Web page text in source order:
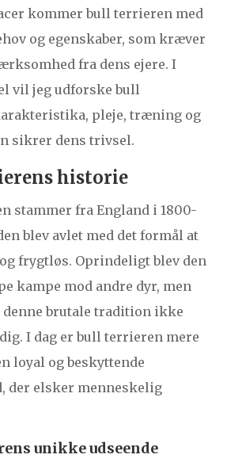
kommer bull terrieren med
og egenskaber, som kræver
fra dens ejere. I
vil jeg udforske bull
pleje, træning og
sikrer dens trivsel.
historie
stammer fra England i 1800-
blev avlet med det formål at
frygtløs. Oprindeligt blev den
kampe mod andre dyr, men
brutale tradition ikke
I dag er bull terrieren mere
loyal og beskyttende
der elsker menneskelig
unikke udseende